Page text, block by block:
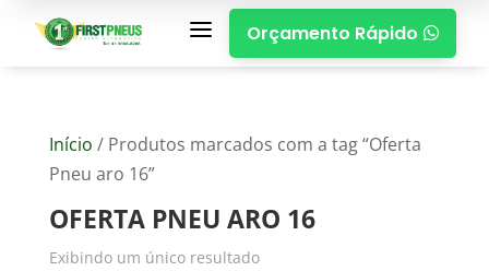
a Orçamento Rápido 
Início / Produtos marcados com a tag “Oferta
Pneu aro 16”
OFERTA PNEU ARO 16
Exibindo um único resultado